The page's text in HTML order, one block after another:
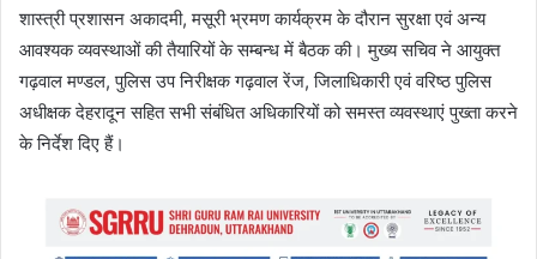
शास्त्री प्रशासन अकादमी, मसूरी भ्रमण कार्यक्रम के दौरान सुरक्षा एवं अन्य
आवश्यक व्यवस्थाओं की तैयारियों के सम्बन्ध में बैठक की। मुख्य सचिव ने आयुक्त
गढ़वाल मण्डल, पुलिस उप निरीक्षक गढ़वाल रेंज, जिलाधिकारी एवं वरिष्ठ पुलिस
अधीक्षक देहरादून सहित सभी संबंधित अधिकारियों को समस्त व्यवस्थाएं पुख्ता करने
के निर्देश दिए हैं।